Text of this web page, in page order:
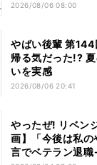
2026/08/06 08:00
やばい後輩 第144
帰る気だった!?
いを実感
2026/08/06 20:41
やったぜ! リベン
画】「今後は私
言でベテラン退